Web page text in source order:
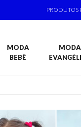
PRODUTOS
MODA
BEBÊ
MODA